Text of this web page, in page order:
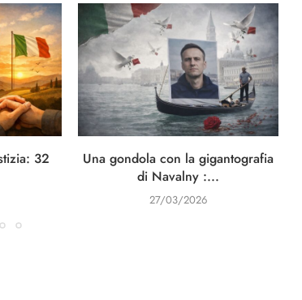
32
Una gondola con la gigantografia
di Navalny :...
27/03/2026